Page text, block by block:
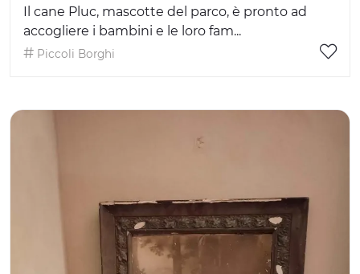
Il cane Pluc, mascotte del parco, è pronto ad
accogliere i bambini e le loro fam...
Piccoli Borghi